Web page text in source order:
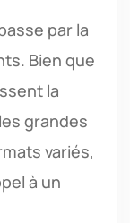
par la
Bien que
la
grandes
variés,
à un